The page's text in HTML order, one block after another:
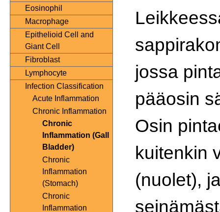
Eosinophil
Macrophage
Epithelioid Cell and
Giant Cell
Fibroblast
Lymphocyte
Infection Classification
Acute Inflammation
Chronic Inflammation
Chronic
Inflammation (Gall
Bladder)
Chronic
Inflammation
(Stomach)
Chronic
Inflammation
jossa
pääosin
Osin
kuitenkin
(nuolet),